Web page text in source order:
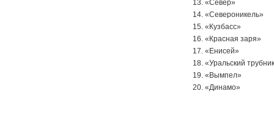
13. «Север»
14. «Североникель»
15. «Кузбасс»
16. «Красная заря»
17. «Енисей»
18. «Уральский
19. «Вымпел»
20. «Динамо»